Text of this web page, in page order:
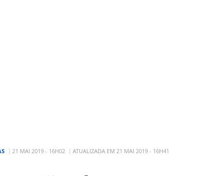
21 MAI 2019 - 16H02 ATUALIZADA EM 21 MAI 2019 - 16H41